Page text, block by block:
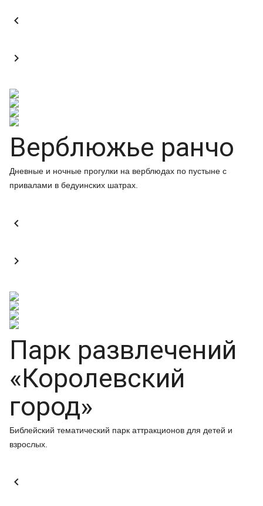


Верблюжье ранчо
Дневные и ночные прогулки на верблюдах по пустыне с
привалами в бедуинских шатрах.


Парк развлечений
«Королевский
город»
Библейский тематический парк аттракционов для детей и
взрослых.
